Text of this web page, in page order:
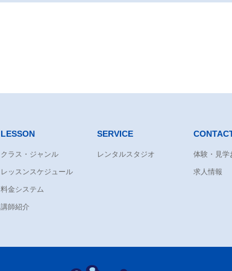
LESSON
クラス・ジャンル
レッスンスケジュール
料金システム
講師紹介
SERVICE
レンタルスタジオ 体験・見学
求人情報